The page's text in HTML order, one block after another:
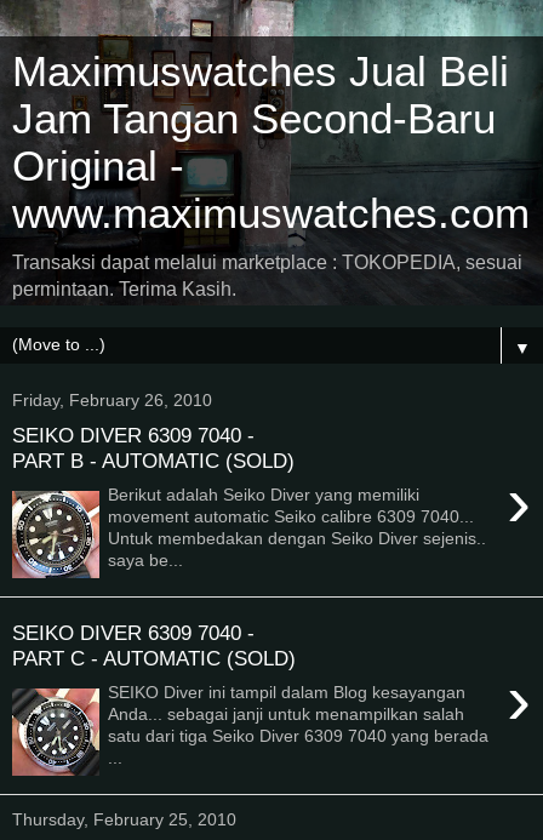
Maximuswatches Jual Beli
Jam Tangan Second-Baru
Original -
www.maximuswatches.com
Transaksi dapat melalui marketplace : TOKOPEDIA, sesuai
permintaan. Terima Kasih.
▼
Friday, February 26, 2010
SEIKO DIVER 6309 7040 -
PART B - AUTOMATIC (SOLD)
›
Berikut adalah Seiko Diver yang memiliki
movement automatic Seiko calibre 6309 7040...
Untuk membedakan dengan Seiko Diver sejenis..
saya be...
SEIKO DIVER 6309 7040 -
PART C - AUTOMATIC (SOLD)
›
SEIKO Diver ini tampil dalam Blog kesayangan
Anda... sebagai janji untuk menampilkan salah
satu dari tiga Seiko Diver 6309 7040 yang berada
...
Thursday, February 25, 2010